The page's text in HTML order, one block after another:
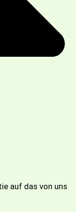
auf das von uns